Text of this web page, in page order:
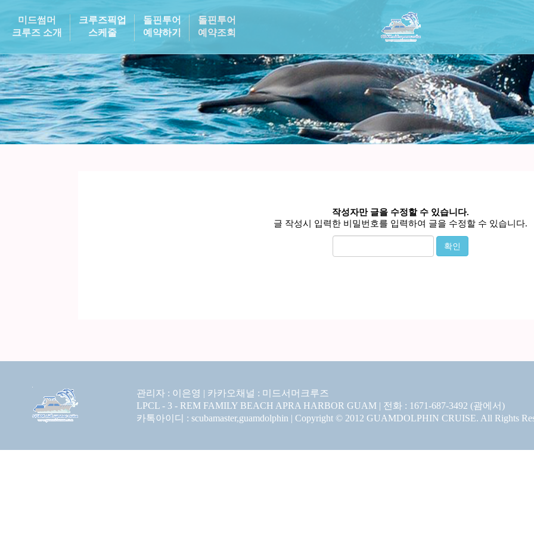
미드썸머
크루즈 소개
크루즈픽업
스케줄
돌핀투어
예약하기
돌핀투어
예약조회
작성자만 글을 수정할 수 있습니다.
글 작성시 입력한 비밀번호를 입력하여 글을 수정할 수 있습니다.
관리자 : 이은영 | 카카오채널 : 미드서머크루즈
LPCL - 3 - REM FAMILY BEACH APRA HARBOR GUAM | 전화 : 1671-687-3492 (괌에서)
카톡아이디 : scubamaster,guamdolphin | Copyright © 2012 GUAMDOLPHIN CRUISE. All Rights